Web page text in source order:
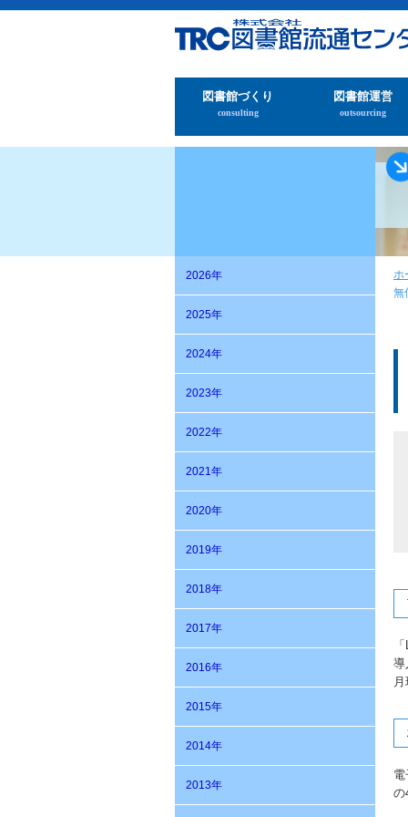
図書館づくり
consulting
図書館運営
outsourcing
2026年
2025年
2024年
2023年
2022年
2021年
2020年
2019年
2018年
2017年
2016年
2015年
2014年
2013年
ホ
無
導
月
の